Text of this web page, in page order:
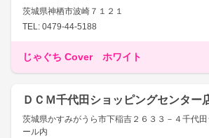
茨城県神栖市波崎７１２１
TEL: 0479-44-5188
じゃぐち Cover ホワイト
ＤＣＭ千代田ショッピングセンター
茨城県かすみがうら市下稲吉２６３３－４千代
ール内